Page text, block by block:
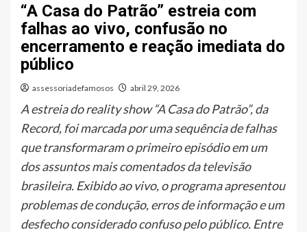
“A Casa do Patrão” estreia com
falhas ao vivo, confusão no
encerramento e reação imediata do
público
assessoriadefamosos abril 29, 2026
A estreia do reality show “A Casa do Patrão”, da
Record, foi marcada por uma sequência de falhas
que transformaram o primeiro episódio em um
dos assuntos mais comentados da televisão
brasileira. Exibido ao vivo, o programa apresentou
problemas de condução, erros de informação e um
desfecho considerado confuso pelo público. Entre